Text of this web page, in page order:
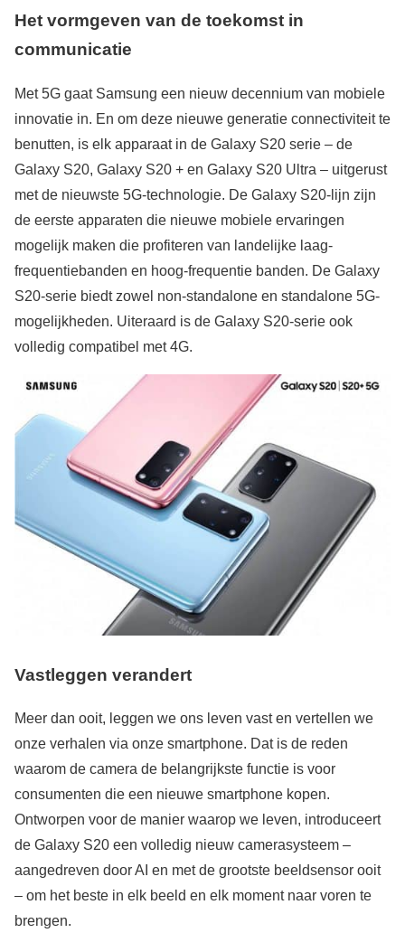
Het vormgeven van de toekomst in
communicatie
Met 5G gaat Samsung een nieuw decennium van mobiele
innovatie in. En om deze nieuwe generatie connectiviteit te
benutten, is elk apparaat in de Galaxy S20 serie – de
Galaxy S20, Galaxy S20 + en Galaxy S20 Ultra – uitgerust
met de nieuwste 5G-technologie. De Galaxy S20-lijn zijn
de eerste apparaten die nieuwe mobiele ervaringen
mogelijk maken die profiteren van landelijke laag-
frequentiebanden en hoog-frequentie banden. De Galaxy
S20-serie biedt zowel non-standalone en standalone 5G-
mogelijkheden. Uiteraard is de Galaxy S20-serie ook
volledig compatibel met 4G.
Vastleggen verandert
Meer dan ooit, leggen we ons leven vast en vertellen we
onze verhalen via onze smartphone. Dat is de reden
waarom de camera de belangrijkste functie is voor
consumenten die een nieuwe smartphone kopen.
Ontworpen voor de manier waarop we leven, introduceert
de Galaxy S20 een volledig nieuw camerasysteem –
aangedreven door AI en met de grootste beeldsensor ooit
– om het beste in elk beeld en elk moment naar voren te
brengen.